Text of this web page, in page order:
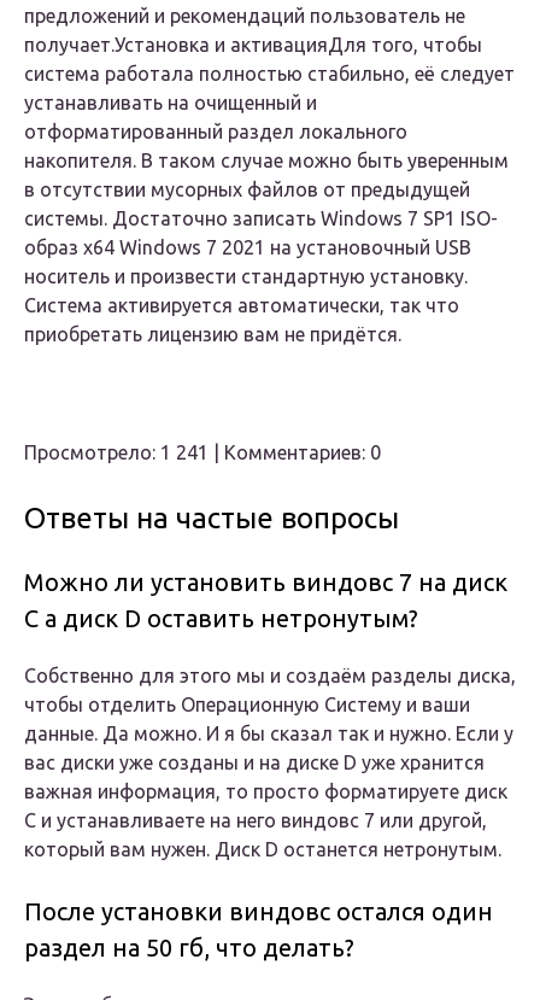
предложений и рекомендаций пользователь не
получает.Установка и активацияДля того, чтобы
система работала полностью стабильно, её следует
устанавливать на очищенный и
отформатированный раздел локального
накопителя. В таком случае можно быть уверенным
в отсутствии мусорных файлов от предыдущей
системы. Достаточно записать Windows 7 SP1 ISO-
образ x64 Windows 7 2021 на установочный USB
носитель и произвести стандартную установку.
Система активируется автоматически, так что
приобретать лицензию вам не придётся.
Просмотрело: 1 241 | Комментариев: 0
Ответы на частые вопросы
Можно ли установить виндовс 7 на диск
C а диск D оставить нетронутым?
Собственно для этого мы и создаём разделы диска,
чтобы отделить Операционную Систему и ваши
данные. Да можно. И я бы сказал так и нужно. Если у
вас диски уже созданы и на диске D уже хранится
важная информация, то просто форматируете диск
C и устанавливаете на него виндовс 7 или другой,
который вам нужен. Диск D останется нетронутым.
После установки виндовс остался один
раздел на 50 гб, что делать?